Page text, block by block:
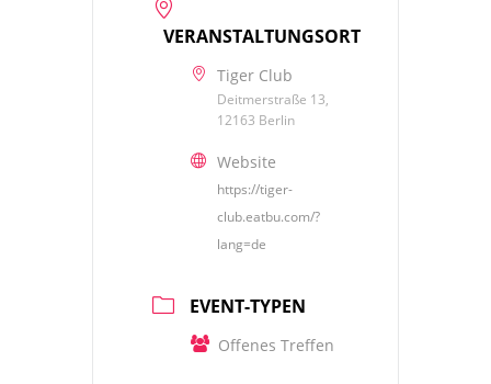
VERANSTALTUNGSORT
Tiger Club
Deitmerstraße 13,
12163 Berlin
Website
https://tiger-
club.eatbu.com/?
lang=de
EVENT-TYPEN
Offenes Treffen